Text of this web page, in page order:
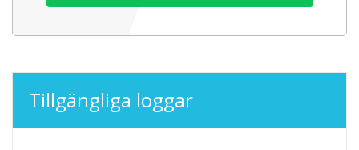
Tillgängliga loggar